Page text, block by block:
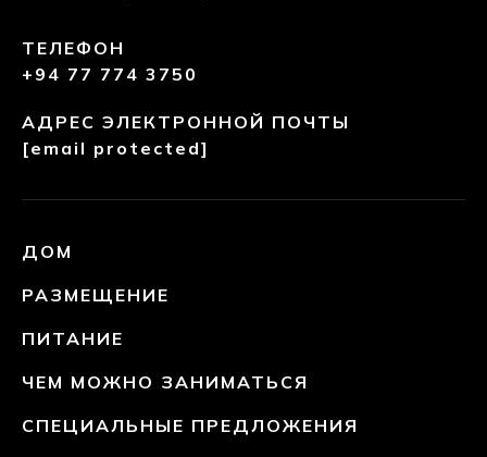
ТЕЛЕФОН
+94 77 774 3750
АДРЕС ЭЛЕКТРОННОЙ ПОЧТЫ
[email protected]
ДОМ
РАЗМЕЩЕНИЕ
ПИТАНИЕ
ЧЕМ МОЖНО ЗАНИМАТЬСЯ
СПЕЦИАЛЬНЫЕ ПРЕДЛОЖЕНИЯ